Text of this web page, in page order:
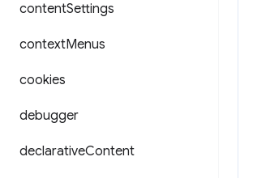
contentSettings
contextMenus
cookies
debugger
declarativeContent